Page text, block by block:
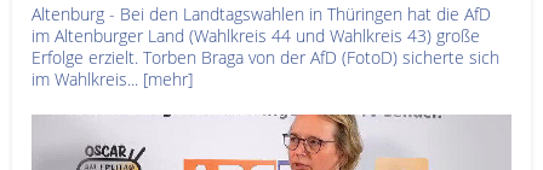
Altenburg - Bei den Landtagswahlen in Thüringen hat die AfD
im Altenburger Land (Wahlkreis 44 und Wahlkreis 43) große
Erfolge erzielt. Torben Braga von der AfD (FotoD) sicherte sich
im Wahlkreis... [mehr]